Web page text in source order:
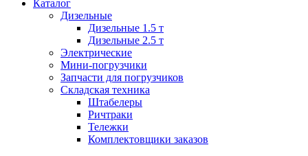
Каталог
Дизельные
Дизельные 1.5 т
Дизельные 2.5 т
Электрические
Мини-погрузчики
Запчасти для погрузчиков
Складская техника
Штабелеры
Ричтраки
Тележки
Комплектовщики заказов